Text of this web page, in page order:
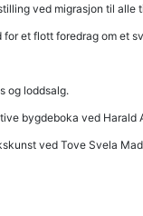
ved migrasjon til alle
for et flott foredrag om et
og loddsalg.
bygdeboka ved Harald
ved Tove Svela